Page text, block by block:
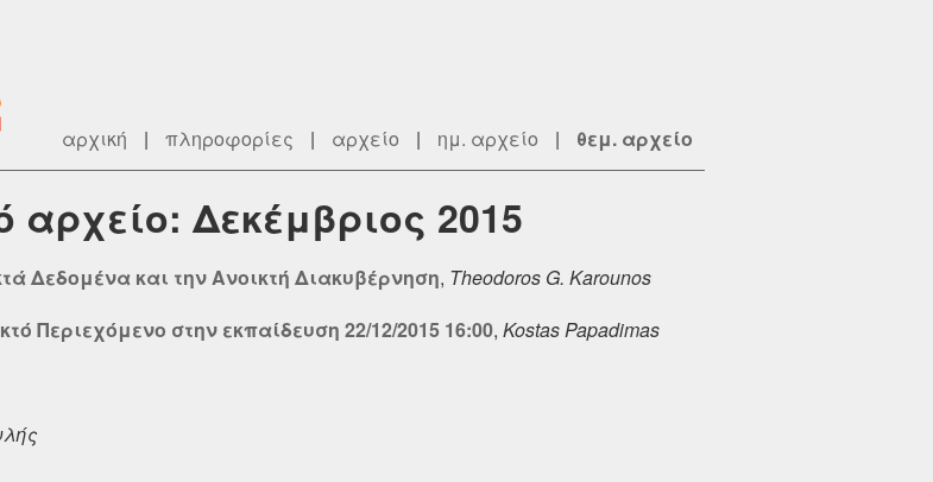
αρχική | πληροφορίες | αρχείο | ημ. αρχείο | θεμ. αρχείο
αρχείο: Δεκέμβριος 2015
Δεδομένα και την Ανοικτή Διακυβέρνηση, Theodoros G. Karounos
Περιεχόμενο στην εκπαίδευση 22/12/2015 16:00, Kostas Papadimas